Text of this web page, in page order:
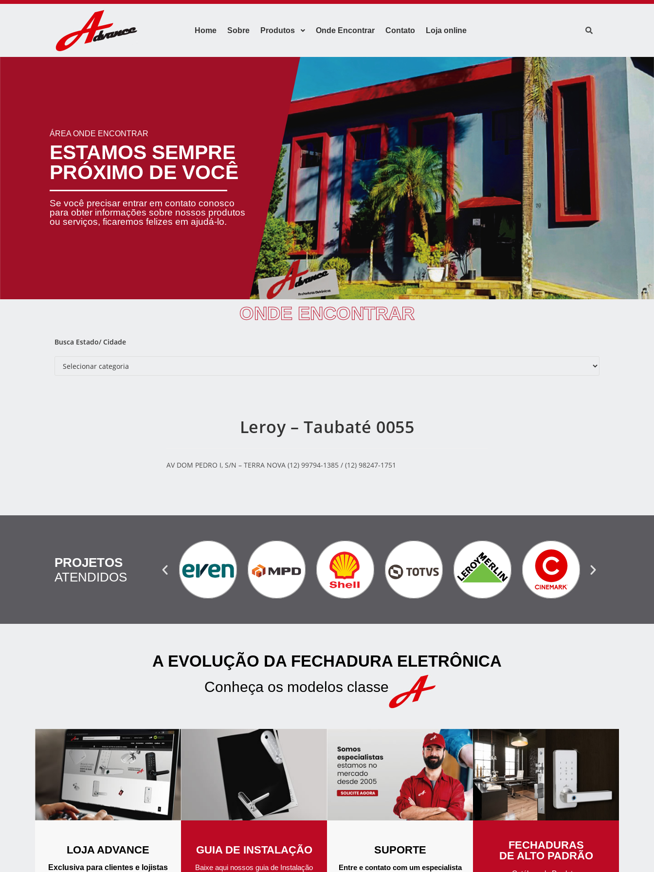
Home Sobre Produtos Onde Encontrar Contato Loja online
ÁREA ONDE ENCONTRAR
ESTAMOS SEMPRE
PRÓXIMO DE VOCÊ
Se você precisar entrar em contato conosco
para obter informações sobre nossos produtos
ou serviços, ficaremos felizes em ajudá-lo.
ONDE ENCONTRAR
Busca Estado/ Cidade
Leroy – Taubaté 0055
AV DOM PEDRO I, S/N – TERRA NOVA (12) 99794-1385 / (12) 98247-1751
PROJETOS
ATENDIDOS
A EVOLUÇÃO DA FECHADURA ELETRÔNICA
Conheça os modelos classe
LOJA ADVANCE
Exclusiva para clientes e lojistas
GUIA DE INSTALAÇÃO
Baixe aqui nossos guia de Instalação
SUPORTE
Entre e contato com um especialista
FECHADURAS
DE ALTO PADRÃO